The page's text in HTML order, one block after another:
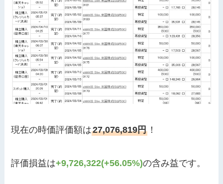
現在の時価評価額は27,076,819円 ！
評価損益は+9,726,322(+56.05%)の含み益です。